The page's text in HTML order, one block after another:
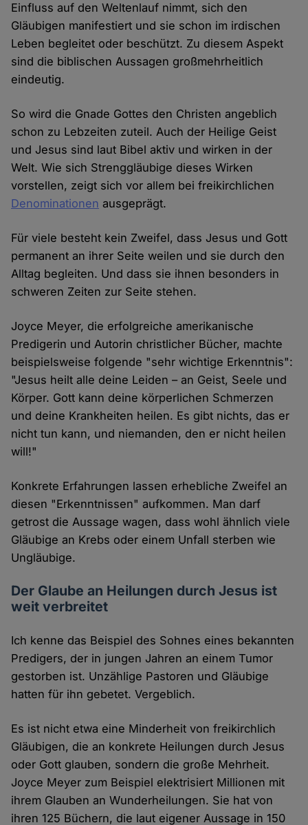
Einfluss auf den Weltenlauf nimmt, sich den
Gläubigen manifestiert und sie schon im irdischen
Leben begleitet oder beschützt. Zu diesem Aspekt
sind die biblischen Aussagen großmehrheitlich
eindeutig.
So wird die Gnade Gottes den Christen angeblich
schon zu Lebzeiten zuteil. Auch der Heilige Geist
und Jesus sind laut Bibel aktiv und wirken in der
Welt. Wie sich Strenggläubige dieses Wirken
vorstellen, zeigt sich vor allem bei freikirchlichen
Denominationen ausgeprägt.
Für viele besteht kein Zweifel, dass Jesus und Gott
permanent an ihrer Seite weilen und sie durch den
Alltag begleiten. Und dass sie ihnen besonders in
schweren Zeiten zur Seite stehen.
Joyce Meyer, die erfolgreiche amerikanische
Predigerin und Autorin christlicher Bücher, machte
beispielsweise folgende "sehr wichtige Erkenntnis":
"Jesus heilt alle deine Leiden – an Geist, Seele und
Körper. Gott kann deine körperlichen Schmerzen
und deine Krankheiten heilen. Es gibt nichts, das er
nicht tun kann, und niemanden, den er nicht heilen
will!"
Konkrete Erfahrungen lassen erhebliche Zweifel an
diesen "Erkenntnissen" aufkommen. Man darf
getrost die Aussage wagen, dass wohl ähnlich viele
Gläubige an Krebs oder einem Unfall sterben wie
Ungläubige.
Der Glaube an Heilungen durch Jesus ist
weit verbreitet
Ich kenne das Beispiel des Sohnes eines bekannten
Predigers, der in jungen Jahren an einem Tumor
gestorben ist. Unzählige Pastoren und Gläubige
hatten für ihn gebetet. Vergeblich.
Es ist nicht etwa eine Minderheit von freikirchlich
Gläubigen, die an konkrete Heilungen durch Jesus
oder Gott glauben, sondern die große Mehrheit.
Joyce Meyer zum Beispiel elektrisiert Millionen mit
ihrem Glauben an Wunderheilungen. Sie hat von
ihren 125 Büchern, die laut eigener Aussage in 150